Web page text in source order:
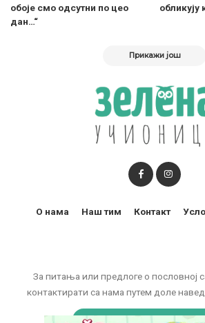
обоје смо одсутни по цео
дан…“
обликују
Прикажи још
За питања или предлоге о пословној
контактирати са нама путем доле
О нама Наш тим Контакт